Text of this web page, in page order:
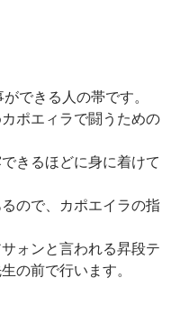
できる人の帯です。
ポエィラで闘うための
きるほどに身に着けて
ので、カポエイラの指
ォンと言われる昇段テ
の前で行います。